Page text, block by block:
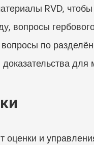
RVD,
вопросы
по
для
оценки и